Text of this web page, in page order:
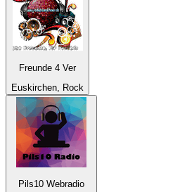
Freunde 4 Ver
Euskirchen, Rock
Pils10 Webradio